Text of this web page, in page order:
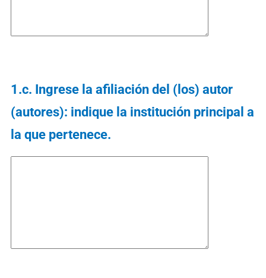
1.c. Ingrese la afiliación del (los) autor
(autores): indique la institución principal a
la que pertenece.